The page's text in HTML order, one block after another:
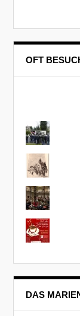
OFT
DAS